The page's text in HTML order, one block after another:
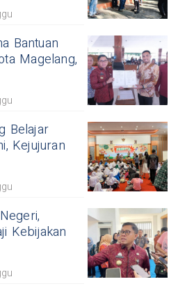
Bantuan
Magelang,
Belajar
Kejujuran
Kebijakan